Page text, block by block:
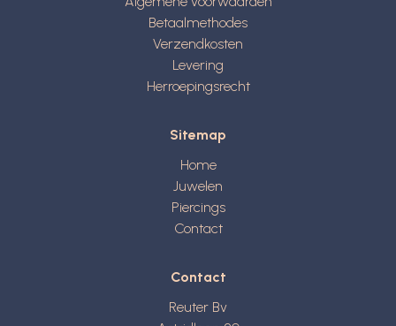
Betaalmethodes
Verzendkosten
Levering
Herroepingsrecht
Sitemap
Home
Juwelen
Piercings
Contact
Contact
Reuter Bv